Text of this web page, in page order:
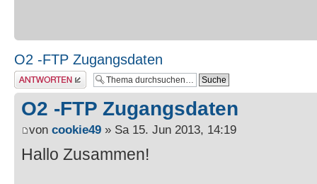
O2 -FTP Zugangsdaten
Antwort erstellen
O2 -FTP Zugangsdaten
von cookie49 » Sa 15. Jun 2013, 14:19
Hallo Zusammen!